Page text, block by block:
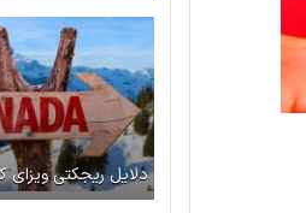
دلایل ریجکتی ویزای